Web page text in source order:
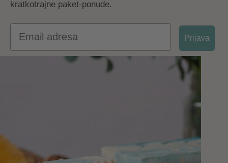
kratkotrajne paket-ponude.
Email
Prijava